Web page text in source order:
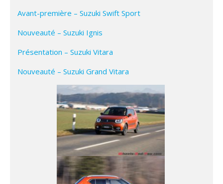
Avant-première – Suzuki Swift Sport
Nouveauté – Suzuki Ignis
Présentation – Suzuki Vitara
Nouveauté – Suzuki Grand Vitara